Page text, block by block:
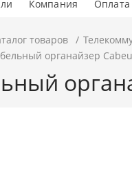
Компания Оплата
товаров
органайзер